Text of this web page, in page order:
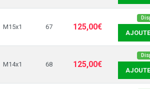
M15x1 67 125,00€
M14x1 68 125,00€